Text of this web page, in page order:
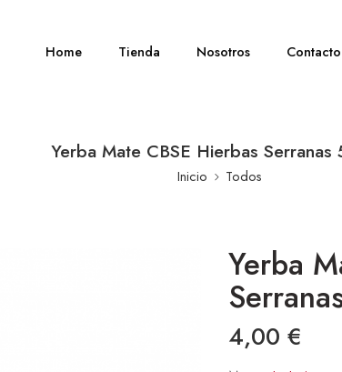
Home Tienda Nosotros Contacto
Yerba Mate CBSE Hierbas
Inicio Todos
Yerba
4,00 €